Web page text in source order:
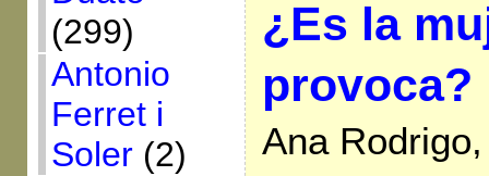
(299)
Antonio
Ferret i
Soler(2)
¿Es la
provoca?
Ana